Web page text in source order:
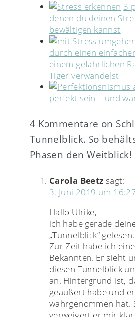
3
denen du deinen
bewältigen kannst
durch einen
einem gefährlichen
Tiger verwandelst
perfekt sein – und
4 Kommentare on
Tunnelblick. So
Phasen den Weitblick!
Carola Beetz sagt:
3. Juni 2019 um
Hallo Ulrike,
ich habe gerade
„Tunnelblick“
Zur Zeit habe ich
Bekannten. Er sieht
diesen Tunnelblick
an. Hintergrund ist,
geäußert habe und
wahrgenommen hat.